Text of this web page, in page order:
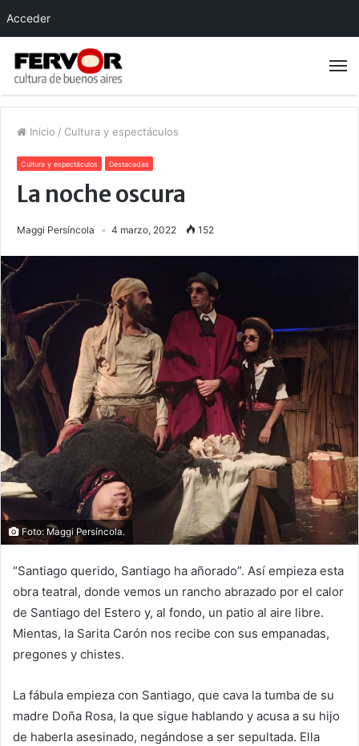
Inicio / Cultura y espectáculos
Cultura y espectáculos Destacadas
La noche oscura
Maggi Persíncola 4 marzo, 2022 152
Foto: Maggi Persíncola.
“Santiago querido, Santiago ha añorado”. Así empieza esta
obra teatral, donde vemos un rancho abrazado por el calor
de Santiago del Estero y, al fondo, un patio al aire libre.
Mientas, la Sarita Carón nos recibe con sus empanadas,
pregones y chistes.
La fábula empieza con Santiago, que cava la tumba de su
madre Doña Rosa, la que sigue hablando y acusa a su hijo
de haberla asesinado, negándose a ser sepultada. Ella
Acceder